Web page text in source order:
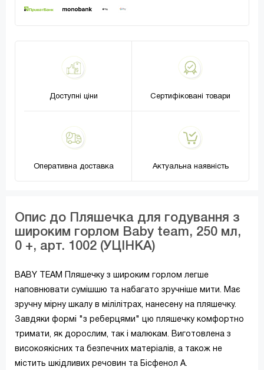
Доступні ціни Сертифіковані товари
Оперативна доставка Актуальна наявність
Опис до Пляшечка для годування з
широким горлом Baby team, 250 мл,
0 +, арт. 1002 (УЦІНКА)
BABY TEAM Пляшечку з широким горлом легше
наповнювати сумішшю та набагато зручніше мити. Має
зручну мірну шкалу в мілілітрах, нанесену на пляшечку.
Завдяки формі "з реберцями" цю пляшечку комфортно
тримати, як дорослим, так і малюкам. Виготовлена з
високоякісних та безпечних матеріалів, а також не
містить шкідливих речовин та Бісфенол А.